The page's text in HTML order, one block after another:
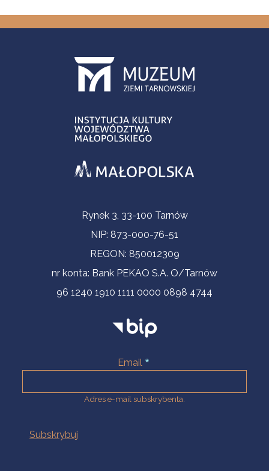
Informacje kontaktoweRynek 3, 33-100 Tarnów
NIP: 873-000-76-51
REGON: 850012309
nr konta: Bank PEKAO S.A. O/Tarnów
96 1240 1910 1111 0000 0898 4744
Email
Adres e-mail subskrybenta.